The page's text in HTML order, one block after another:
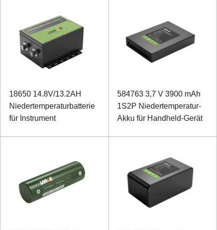
18650 14.8V/13.2AH
Niedertemperaturbatterie
für Instrument
584763 3,7 V 3900 mAh
1S2P Niedertemperatur-
Akku für Handheld-Gerät